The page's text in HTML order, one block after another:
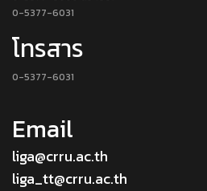
0-5377-6031
โทรสาร
0-5377-6031
Email
liga@crru.ac.th
liga_tt@crru.ac.th